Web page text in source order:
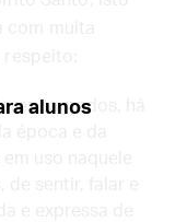
sagrados, há
alunos